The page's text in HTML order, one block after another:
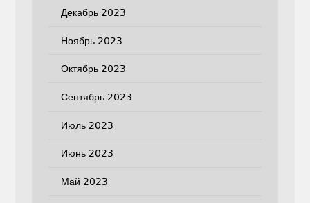
Декабрь 2023
Ноябрь 2023
Октябрь 2023
Сентябрь 2023
Июль 2023
Июнь 2023
Май 2023